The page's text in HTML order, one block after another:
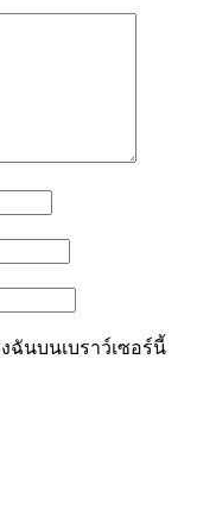
ฉันบนเบราว์เซอร์นี้